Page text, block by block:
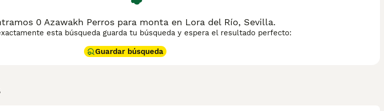
0 Azawakh Perros para monta en Lora del Río, Sevilla.
esta búsqueda guarda tu búsqueda y espera el resultado perfecto:
Guardar búsqueda